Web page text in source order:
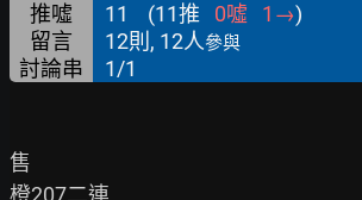
推噓 11 (11推 0噓 1 →)
留言
12則, 12人參與
討論串 1/1
售
橙207二連